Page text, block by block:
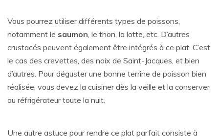
Vous pourrez utiliser différents types de poissons,
notamment le saumon, le thon, la lotte, etc. D’autres
crustacés peuvent également être intégrés à ce plat. C’est
le cas des crevettes, des noix de Saint-Jacques, et bien
d’autres. Pour déguster une bonne terrine de poisson bien
réalisée, vous devez la cuisiner dès la veille et la conserver
au réfrigérateur toute la nuit.
Une autre astuce pour rendre ce plat parfait consiste à